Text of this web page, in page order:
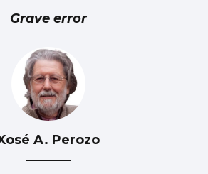
Grave error
A. Perozo